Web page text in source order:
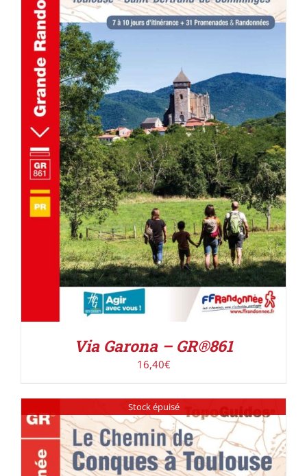
AJOUTER AU PANIER / DÉTAILS
Via Garona – GR®861
16,40€
Stock épuisé